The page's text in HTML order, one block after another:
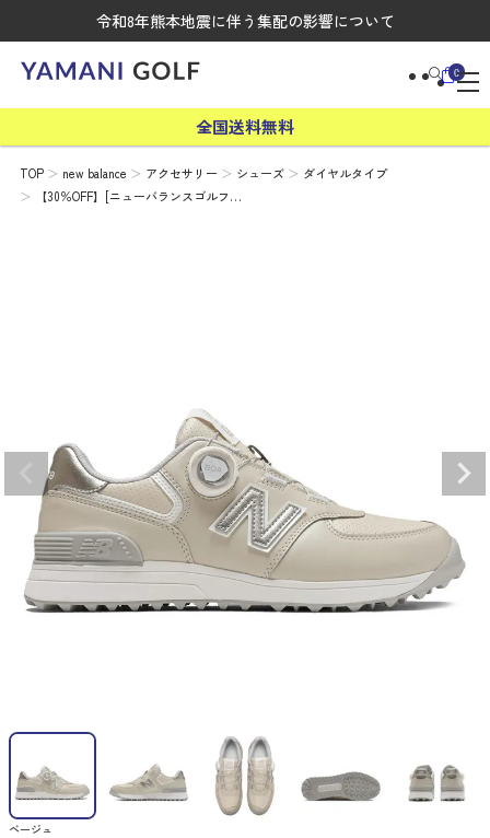
令和8年熊本地震に伴う集配の影響について
0
全国送料無料
TOP new balance アクセサリー シューズ
ダイヤルタイプ
【30％OFF】[ニューバランスゴルフ…
ベージュ